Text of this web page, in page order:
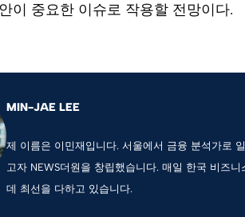
이 중요한 이슈로 작용할 전망이다.
MIN-JAE LEE
제 이름은 이민재입니다. 서울에서 금융 분석가로
고자 NEWS더원을 창립했습니다. 매일 한국 비즈
데 최선을 다하고 있습니다.